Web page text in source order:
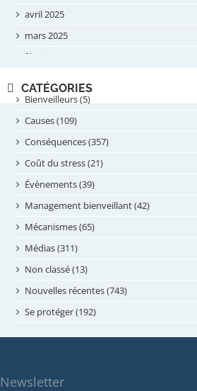
avril 2025
mars 2025
février 2025
septembre 2024
août 2024
juillet 2024
juin 2024
mai 2024
avril 2024
février 2024
janvier 2024
novembre 2023
octobre 2023
septembre 2023
mars 2023
CATÉGORIES
Bienveilleurs (5)
Causes (109)
Conséquences (357)
Coût du stress (21)
Évènements (39)
Management bienveillant (42)
Mécanismes (65)
Médias (311)
Non classé (13)
Nouvelles récentes (743)
Se protéger (192)
Newsletter